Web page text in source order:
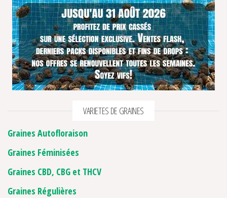
VARIETES DE GRAINES
Graines Autofloraison
Graines Féminisées
Graines CBD, CBG et THCV
Graines Régulières